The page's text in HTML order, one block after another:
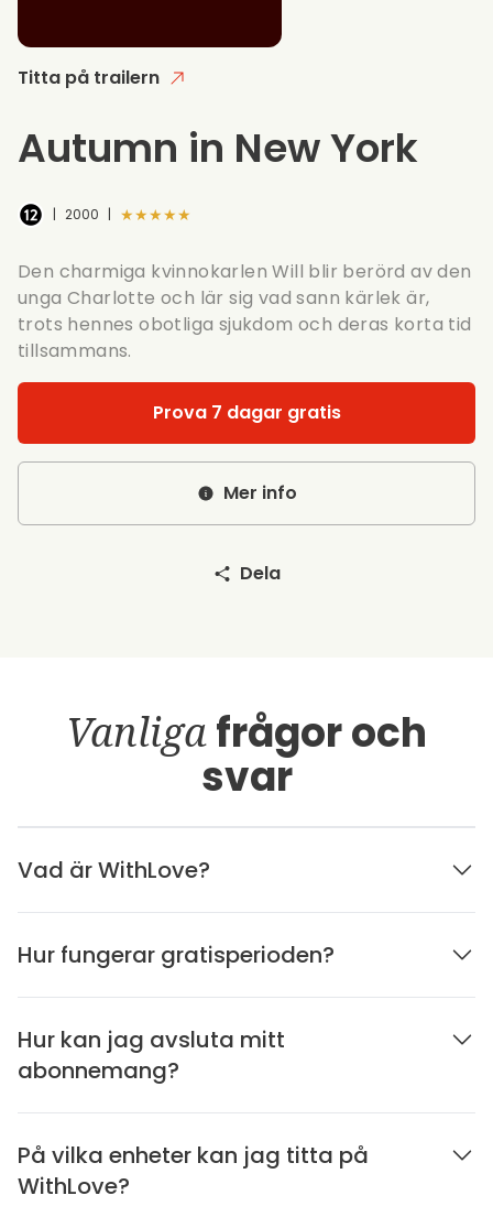
Titta på trailern
Autumn in New York
| 2000 | ★★★★★
Den charmiga kvinnokarlen Will blir berörd av den
unga Charlotte och lär sig vad sann kärlek är,
trots hennes obotliga sjukdom och deras korta tid
tillsammans.
Prova 7 dagar gratis
Mer info
Dela
Vanligafrågor och
svar
Vad är WithLove?
Hur fungerar gratisperioden?
Hur kan jag avsluta mitt
abonnemang?
På vilka enheter kan jag titta på
WithLove?